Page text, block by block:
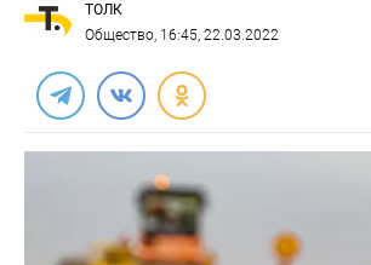
ТОЛК
Общество, 16:45, 22.03.2022